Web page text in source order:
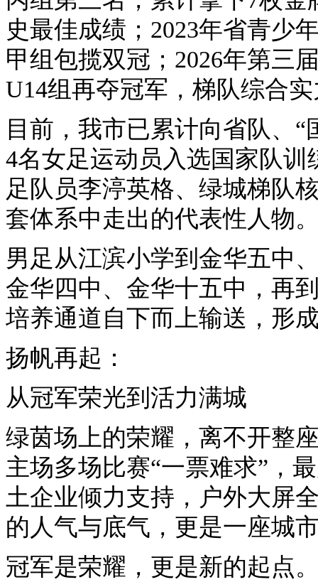
史最佳成绩；2023年省青少
甲组包揽双冠；2026年第三
U14组再夺冠军，梯队综合
目前，我市已累计向省队、
4名女足运动员入选国家队
足队员李渟英格、绿城梯队
套体系中走出的代表性人物
男足从江滨小学到金华五中
金华四中、金华十五中，再
培养通道自下而上输送，形
扬帆再起：
从冠军荣光到活力满城
绿茵场上的荣耀，离不开整
主场多场比赛“一票难求”，
土企业倾力支持，户外大屏
的人气与底气，更是一座城
冠军是荣耀，更是新的起点